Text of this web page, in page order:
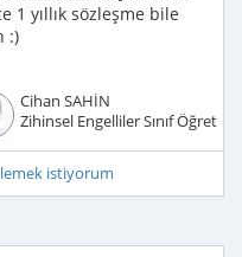
1 yıllık sözleşme bile
:)
Cihan SAHİN
Zihinsel Engelliler Sınıf
istiyorum